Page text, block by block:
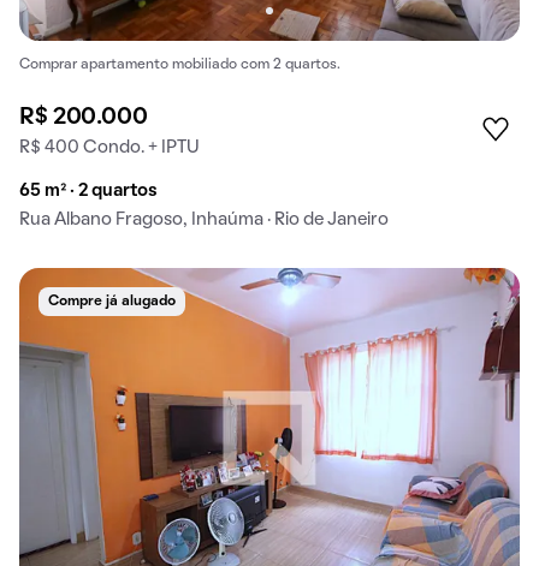
Comprar apartamento mobiliado com 2 quartos.
R$ 200.000
R$ 400 Condo. + IPTU
65 m² · 2 quartos
Rua Albano Fragoso, Inhaúma · Rio de Janeiro
Compre já alugado